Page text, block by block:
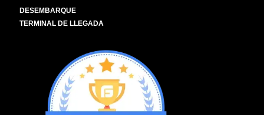
DESEMBARQUE
TERMINAL DE LLEGADA